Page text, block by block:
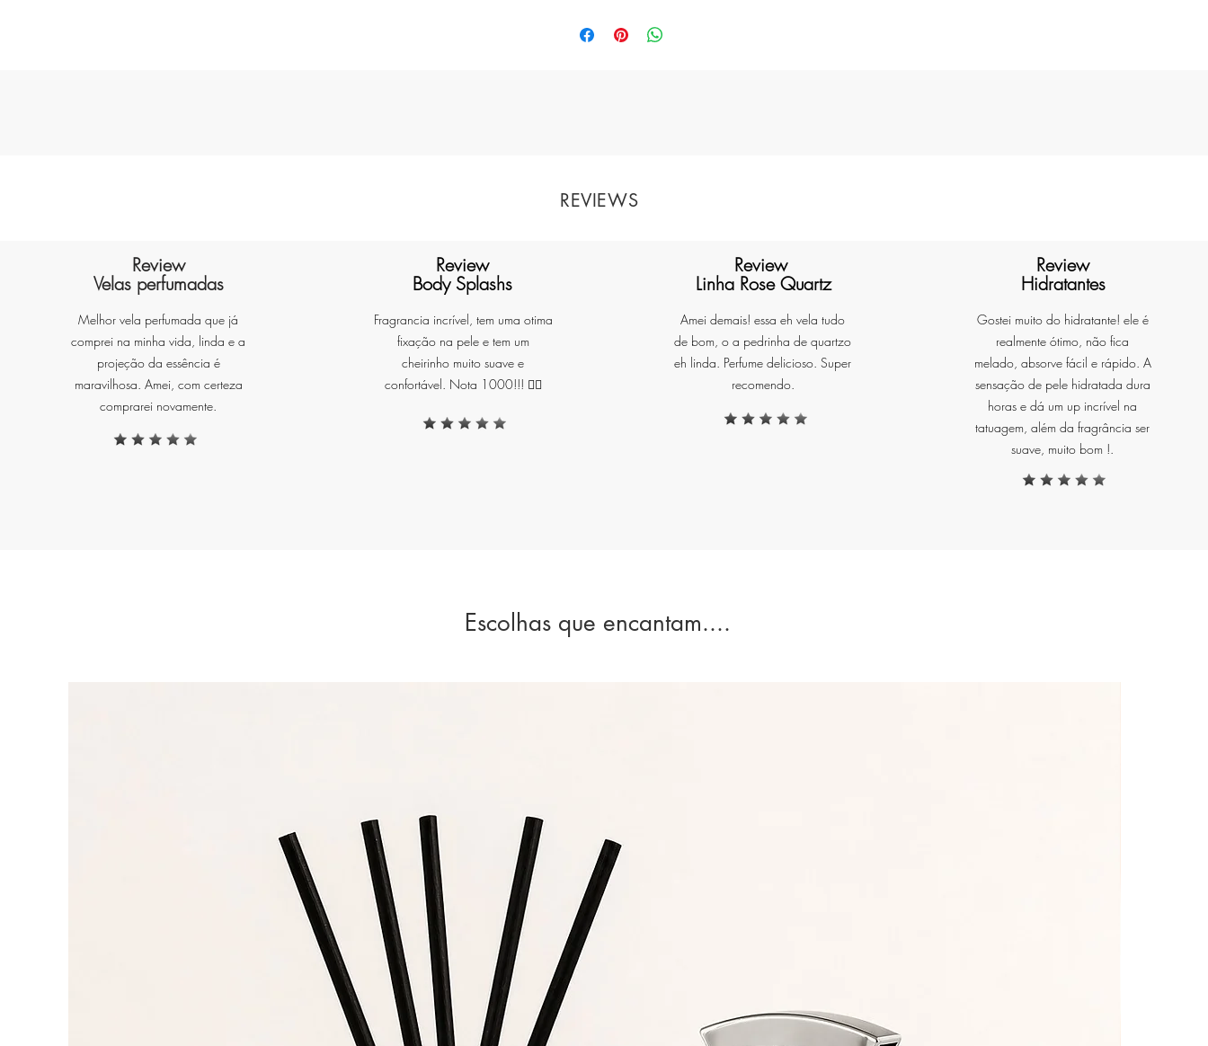
REVIEWS
Review
Velas perfumadas
Melhor vela perfumada que já
comprei na minha vida, linda e a
projeção da essência é
maravilhosa. Amei, com certeza
comprarei novamente.
Review
Body Splashs
Fragrancia incrível, tem uma otima
fixação na pele e tem um
cheirinho muito suave e
confortável. Nota 1000!!! ❤️‍🔥
Review
Linha Rose Quartz
Amei demais! essa eh vela tudo
de bom, o a pedrinha de quartzo
eh linda. Perfume delicioso. Super
recomendo.
Review
Hidratantes
Gostei muito do hidratante! ele é
realmente ótimo, não fica
melado, absorve fácil e rápido. A
sensação de pele hidratada dura
horas e dá um up incrível na
tatuagem, além da fragrância ser
suave, muito bom !.
Escolhas que encantam....